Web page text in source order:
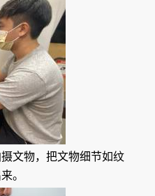
文物，把文物细节如纹
。